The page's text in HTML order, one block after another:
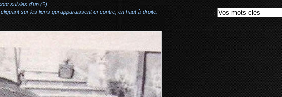
suivies d'un (?)
sur les liens qui apparaissent ci-contre, en haut à droite.
: